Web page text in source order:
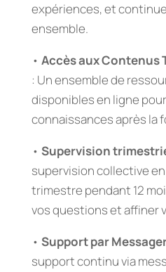
expériences, et
ensemble.
• Accès aux Contenus
: Un ensemble de
disponibles en ligne
connaissances après la
• Supervision
supervision collective
trimestre pendant 12
vos questions et affiner
• Support par
support continu via